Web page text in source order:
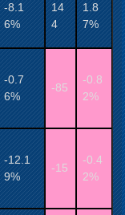
-8.1
6%
14
4
1.8
7%
-0.7
6%
-85
-0.8
2%
-12.1
9%
-15
-0.4
2%